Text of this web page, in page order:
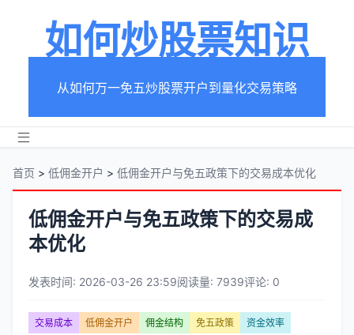
如何炒股票知识
从如何万一免五炒股票开户到量化交易策略
首页 > 低佣金开户 > 低佣金开户与免五政策下的交易成本优化
低佣金开户与免五政策下的交易成
本优化
发表时间: 2026-03-26 23:59阅读量: 7939评论: 0
交易成本 低佣金开户 佣金结构 免五政策 资金效率